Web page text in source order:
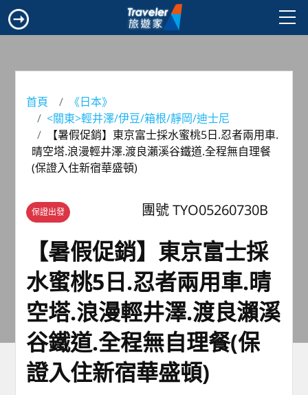
首頁
《日本》
<關東>輕井澤/伊豆/箱根/靜岡/迪士尼
【暑假促銷】東京富士採水蜜桃5日.忍者兩用車.
晴空塔.浪漫輕井澤.渡良瀨溪谷鐵道.全程無自理餐
(保證入住新宿華盛頓)
保證出發 團號 TYO05260730B
【暑假促銷】東京富士採
水蜜桃5日.忍者兩用車.晴
空塔.浪漫輕井澤.渡良瀨溪
谷鐵道.全程無自理餐(保
證入住新宿華盛頓)